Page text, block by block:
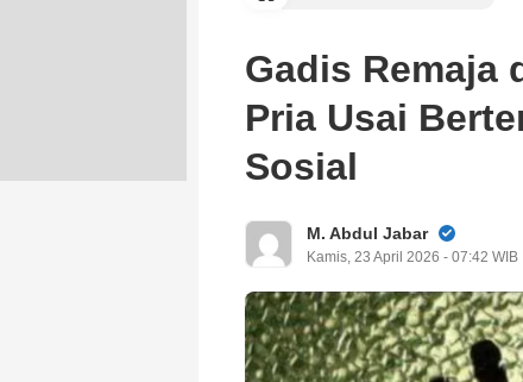
Gadis Remaja
Pria Usai
Sosial
M. Abdul Jabar
Kamis, 23 April 2026 - 07:42 WIB